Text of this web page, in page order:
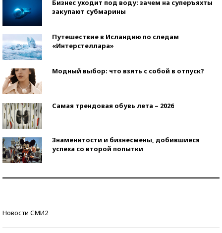
Бизнес уходит под воду: зачем на суперъяхты
закупают субмарины
Путешествие в Исландию по следам
«Интерстеллара»
Модный выбор: что взять с собой в отпуск?
Самая трендовая обувь лета – 2026
Знаменитости и бизнесмены, добившиеся
успеха со второй попытки
Новости СМИ2